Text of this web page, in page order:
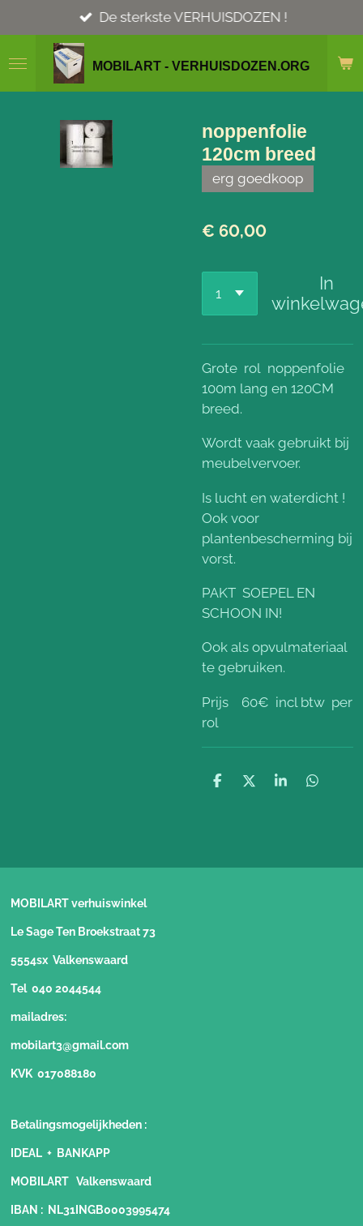
direct
naar
MOBILART - VERHUISDOZEN.ORG
De sterkste VERHUISDOZEN !
noppenfolie
120cm breed
erg goedkoop
€ 60,00
In
Grote rol noppenfolie
100m lang en 120CM
breed.
Wordt vaak gebruikt bij
meubelvervoer.
Is lucht en waterdicht !
Ook voor
plantenbescherming bij
vorst.
PAKT SOEPEL EN
SCHOON IN!
Ook als opvulmateriaal
te gebruiken.
Prijs 60€ incl btw per
rol
D
D
S
D
MOBILART verhuiswinkel
Le Sage Ten Broekstraat 73
5554sx Valkenswaard
Tel 040 2044544
mailadres:
mobilart3@gmail.com
KVK 017088180
Betalingsmogelijkheden:
IDEAL + BANKAPP
MOBILART Valkenswaard
IBAN : NL31INGB0003995474